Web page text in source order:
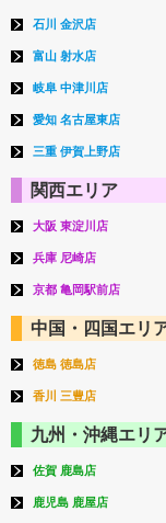
石川 金沢店
富山 射水店
岐阜 中津川店
愛知 名古屋東店
三重 伊賀上野店
関西エリア
大阪 東淀川店
兵庫 尼崎店
京都 亀岡駅前店
中国・四国エリ
徳島 徳島店
香川 三豊店
九州・沖縄エリ
佐賀 鹿島店
鹿児島 鹿屋店